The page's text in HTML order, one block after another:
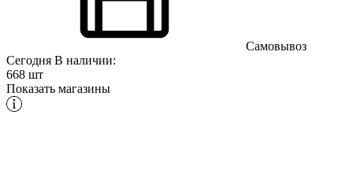
Самовывоз
Сегодня В наличии:
668 шт
Показать магазины